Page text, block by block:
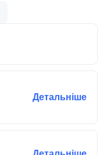
Детальніше